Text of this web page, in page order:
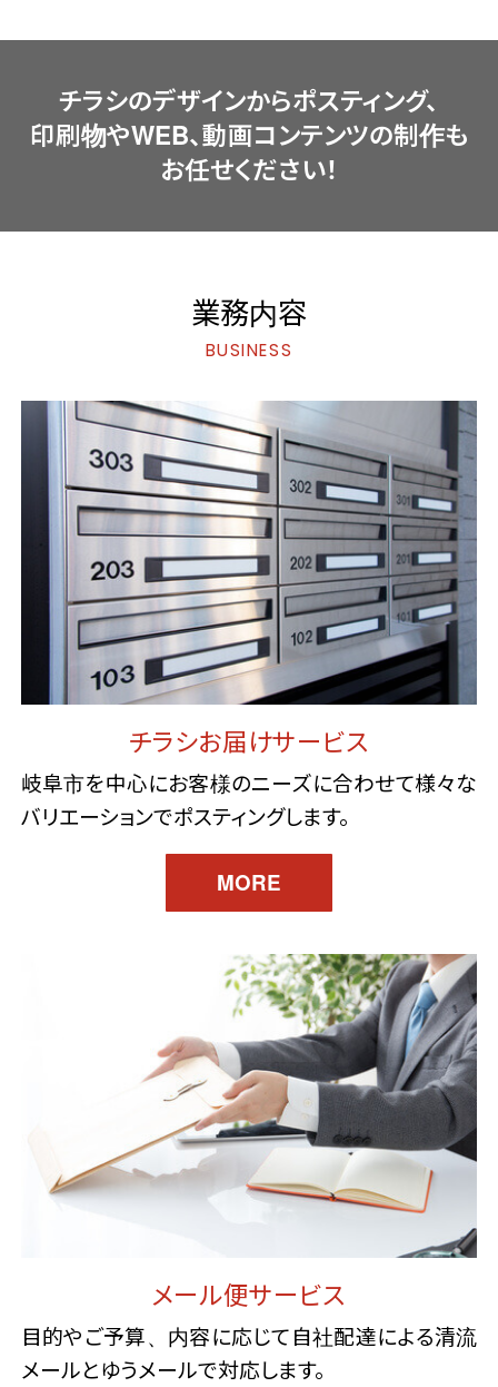
チラシのデザインからポスティング、
印刷物やWEB、動画コンテンツの制作も
お任せください！
業務内容
チラシお届けサービス
岐阜市を中心にお客様のニーズに合わせて様々な
バリエーションでポスティングします。
MORE
メール便サービス
目的やご予算、内容に応じて自社配達による清流
メールとゆうメールで対応します。